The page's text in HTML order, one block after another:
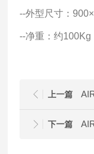
--外型尺寸：
--净重：约100Kg
上一篇
下一篇